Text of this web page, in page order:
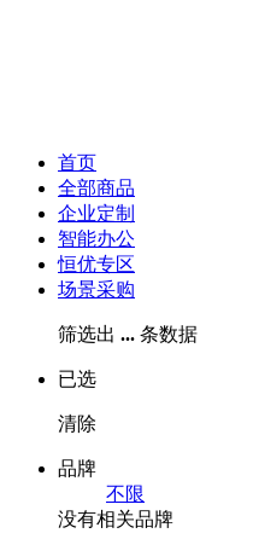
首页
全部商品
企业定制
智能办公
恒优专区
场景采购
筛选出 ... 条数据
已选
清除
品牌
不限
没有相关品牌